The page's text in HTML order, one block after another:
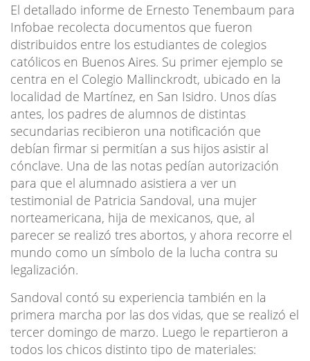
El detallado informe de Ernesto Tenembaum para
Infobae recolecta documentos que fueron
distribuidos entre los estudiantes de colegios
católicos en Buenos Aires. Su primer ejemplo se
centra en el Colegio Mallinckrodt, ubicado en la
localidad de Martínez, en San Isidro. Unos días
antes, los padres de alumnos de distintas
secundarias recibieron una notificación que
debían firmar si permitían a sus hijos asistir al
cónclave. Una de las notas pedían autorización
para que el alumnado asistiera a ver un
testimonial de Patricia Sandoval, una mujer
norteamericana, hija de mexicanos, que, al
parecer se realizó tres abortos, y ahora recorre el
mundo como un símbolo de la lucha contra su
legalización.
Sandoval contó su experiencia también en la
primera marcha por las dos vidas, que se realizó el
tercer domingo de marzo. Luego le repartieron a
todos los chicos distinto tipo de materiales: